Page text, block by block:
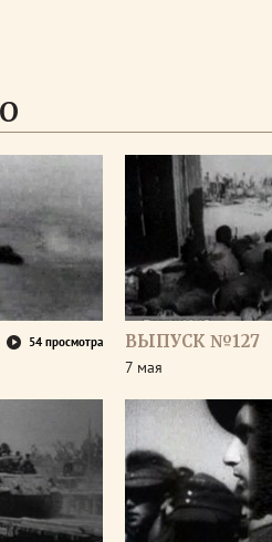
54 просмотра ВЫПУСК №127
7 мая